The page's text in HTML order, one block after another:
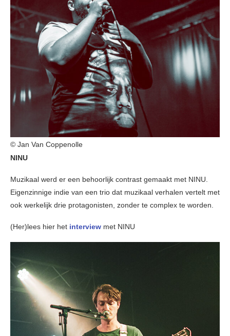
© Jan Van Coppenolle
NINU
Muzikaal werd er een behoorlijk contrast gemaakt met NINU.
Eigenzinnige indie van een trio dat muzikaal verhalen vertelt met
ook werkelijk drie protagonisten, zonder te complex te worden.
(Her)lees hier het interview met NINU